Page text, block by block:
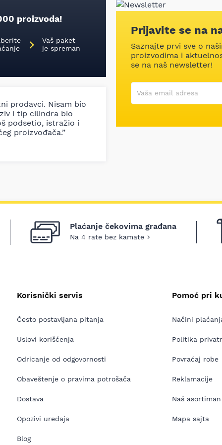
proizvoda!
Vaš paket
je spreman
prodavci. Nisam bio
i tip cilindra bio
podsetio, istražio i
proizvođača.”
Prijavite se na
Saznajte prvi sve o
proizvodima i
se na naš newsletter!
Korisničko ime
Vaša email adresa
Plaćanje čekovima građana
Na 4 rate bez kamate
Korisnički servis
Često postavljana pitanja
Uslovi korišćenja
Odricanje od odgovornosti
Obaveštenje o pravima potrošača
Dostava
Opozivi uređaja
Blog
Pomoć pri
Načini
Politika
Povraćaj robe
Reklamacije
Naš asortiman
Mapa sajta